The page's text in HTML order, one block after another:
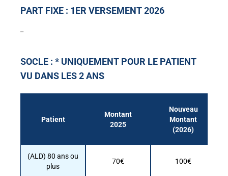
PART FIXE : 1ER VERSEMENT 2026
SOCLE : * UNIQUEMENT POUR LE PATIENT
VU DANS LES 2 ANS
Patient
Montant
2025
Nouveau
Montant
(2026)
(ALD) 80 ans ou
plus
70€ 100€